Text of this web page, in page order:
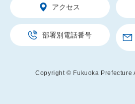
アクセス
部署別電話番号
Copyright © Fukuoka Prefecture